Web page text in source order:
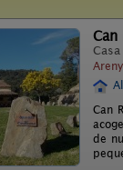
Can
Can
de